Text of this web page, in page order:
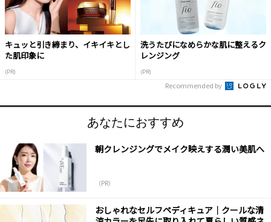
キュッと引き締まり、イキイキとし
た肌印象に
(PR)
洗うたびになめらかな肌に整えるク
レンジング
(PR)
Recommended by
あなたにおすすめ
朝クレンジングでメイク映えする潤い美肌へ
（PR）
おしゃれなセルフペディキュア｜クールな清